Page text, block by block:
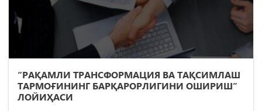
“РАҚАМЛИ ТРАНСФОРМАЦИЯ ВА ТАҚСИМЛАШ
ТАРМОҒИНИНГ БАРҚАРОРЛИГИНИ ОШИРИШ”
ЛОЙИҲАСИ